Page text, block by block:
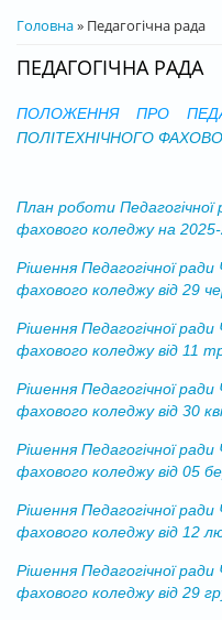
ВИ Є ТУТ
Головна» Педагогічна рада
ПЕДАГОГІЧНА РАДА
ПОЛОЖЕННЯ ПРО
ПОЛІТЕХНІЧНОГО
План роботи Педагогічної
фахового коледжу на 2025-
Рішення Педагогічної ради
фахового коледжу від 29
Рішення Педагогічної ради
фахового коледжу від 11
Рішення Педагогічної ради
фахового коледжу від 30
Рішення Педагогічної ради
фахового коледжу від 05
Рішення Педагогічної ради
фахового коледжу від 12
Рішення Педагогічної ради
фахового коледжу від 29